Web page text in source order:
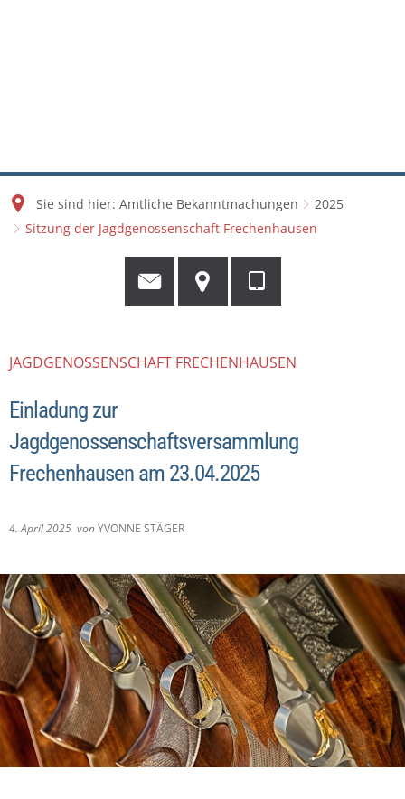
Sie sind hier: Amtliche Bekanntmachungen
2025
Sitzung der Jagdgenossenschaft Frechenhausen
JAGDGENOSSENSCHAFT FRECHENHAUSEN
Einladung zur
Jagdgenossenschaftsversammlung
Frechenhausen am 23.04.2025
4. April 2025 vonYVONNE STÄGER